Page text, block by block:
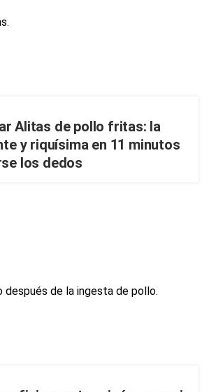
Alitas de pollo fritas: la
y riquísima en 11 minutos
los dedos